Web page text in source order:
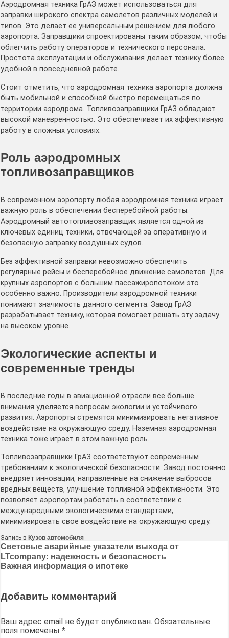
Аэродромная техника ГрАЗ может использоваться для
заправки широкого спектра самолетов различных моделей и
типов. Это делает ее универсальным решением для любого
аэропорта. Заправщики спроектированы таким образом, чтобы
облегчить работу операторов и технического персонала.
Простота эксплуатации и обслуживания делает технику более
удобной в повседневной работе.
Стоит отметить, что аэродромная техника аэропорта должна
быть мобильной и способной быстро перемещаться по
территории аэродрома. Топливозаправщики ГрАЗ обладают
высокой маневренностью. Это обеспечивает их эффективную
работу в сложных условиях.
Роль аэродромных
топливозаправщиков
В современном аэропорту любая аэродромная техника играет
важную роль в обеспечении бесперебойной работы.
Аэродромный автотопливозаправщик является одной из
ключевых единиц техники, отвечающей за оперативную и
безопасную заправку воздушных судов.
Без эффективной заправки невозможно обеспечить
регулярные рейсы и бесперебойное движение самолетов. Для
крупных аэропортов с большим пассажиропотоком это
особенно важно. Производители аэродромной техники
понимают значимость данного сегмента. Завод ГрАЗ
разрабатывает технику, которая помогает решать эту задачу
на высоком уровне.
Экологические аспекты и
современные тренды
В последние годы в авиационной отрасли все больше
внимания уделяется вопросам экологии и устойчивого
развития. Аэропорты стремятся минимизировать негативное
воздействие на окружающую среду. Наземная аэродромная
техника тоже играет в этом важную роль.
Топливозаправщики ГрАЗ соответствуют современным
требованиям к экологической безопасности. Завод постоянно
внедряет инновации, направленные на снижение выбросов
вредных веществ, улучшение топливной эффективности. Это
позволяет аэропортам работать в соответствии с
международными экологическими стандартами,
минимизировать свое воздействие на окружающую среду.
Запись в Кузов автомобиля
Навигация
по
Световые аварийные указатели выхода от
LTcompany: надежность и безопасность
Важная информация о ипотеке
Добавить комментарий
Ваш адрес email не будет опубликован. Обязательные
поля помечены *